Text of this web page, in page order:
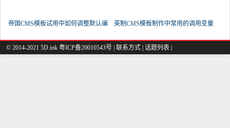
帝国CMS模板试用中如何调整默认编 英制CMS模板制作中常用的调用变量
© 2014-2021 5D.ink 粤ICP备20010543号 | 联系方式 | 话题列表 |